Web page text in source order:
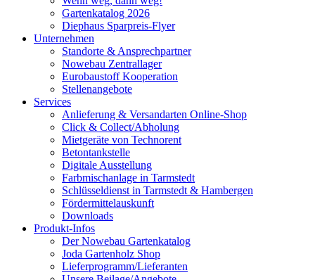
Gartenkatalog 2026
Diephaus Sparpreis-Flyer
Unternehmen
Standorte & Ansprechpartner
Nowebau Zentrallager
Eurobaustoff Kooperation
Stellenangebote
Services
Anlieferung & Versandarten Online-Shop
Click & Collect/Abholung
Mietgeräte von Technorent
Betontankstelle
Digitale Ausstellung
Farbmischanlage in Tarmstedt
Schlüsseldienst in Tarmstedt & Hambergen
Fördermittelauskunft
Downloads
Produkt-Infos
Der Nowebau Gartenkatalog
Joda Gartenholz Shop
Lieferprogramm/Lieferanten